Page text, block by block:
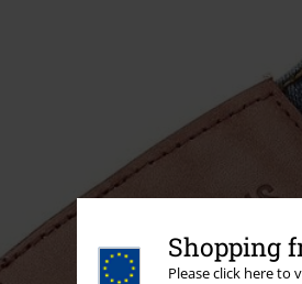
Shopping
Please click here to